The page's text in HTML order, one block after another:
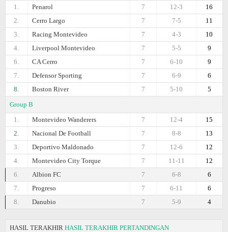
1.
Penarol 16
12-3
7
2.
Cerro Largo 11
7-5
7
3.
Racing Montevideo 10
4-3
7
4.
Liverpool Montevideo 9
5-5
7
6.
CA Cerro 9
6-10
7
7.
Defensor Sporting 6
6-9
7
8.
Boston River 5
5-10
7
Group B
1.
Montevideo Wanderers 15
12-4
7
2.
Nacional De Football 13
8-8
7
3.
Deportivo Maldonado 12
12-6
7
4.
Montevideo City Torque 12
11-11
7
6.
Albion FC 6
6-8
7
7.
Progreso 6
6-11
7
8.
Danubio 4
5-9
7
HASIL TERAKHIR HASIL TERAKHIR PERTANDINGAN